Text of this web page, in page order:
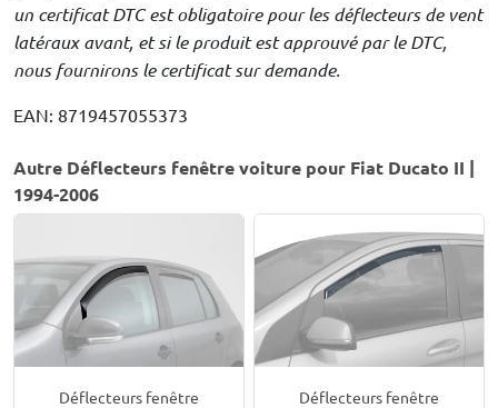
un certificat DTC est obligatoire pour les déflecteurs de vent
latéraux avant, et si le produit est approuvé par le DTC,
nous fournirons le certificat sur demande.
EAN: 8719457055373
Autre Déflecteurs fenêtre voiture pour Fiat Ducato II |
1994-2006
Déflecteurs fenêtre
Déflecteurs fenêtre